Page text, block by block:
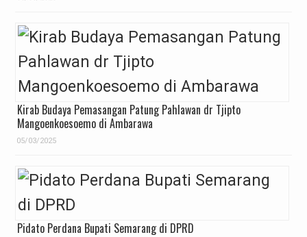
Kirab Budaya Pemasangan Patung Pahlawan dr Tjipto
Mangoenkoesoemo di Ambarawa
05/03/2025
Pidato Perdana Bupati Semarang di DPRD